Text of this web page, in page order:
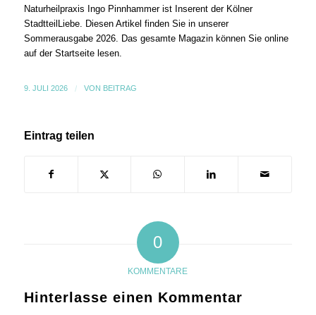
Naturheilpraxis Ingo Pinnhammer ist Inserent der Kölner
StadtteilLiebe. Diesen Artikel finden Sie in unserer
Sommerausgabe 2026. Das gesamte Magazin können Sie online
auf der Startseite lesen.
9. JULI 2026 / VON BEITRAG
Eintrag teilen
0
KOMMENTARE
Hinterlasse einen Kommentar